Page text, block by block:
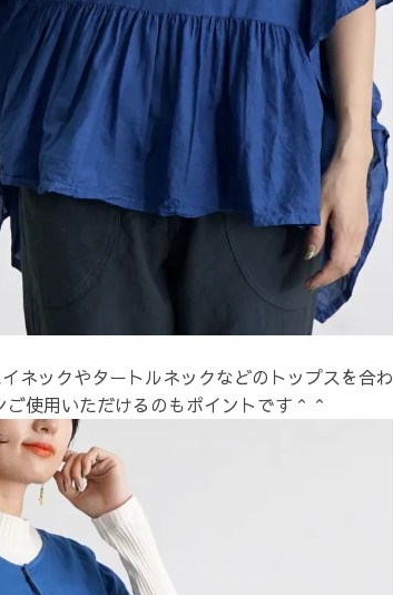
ネックやタートルネックなどのトップスを合わ
使用いただけるのもポイントです＾＾